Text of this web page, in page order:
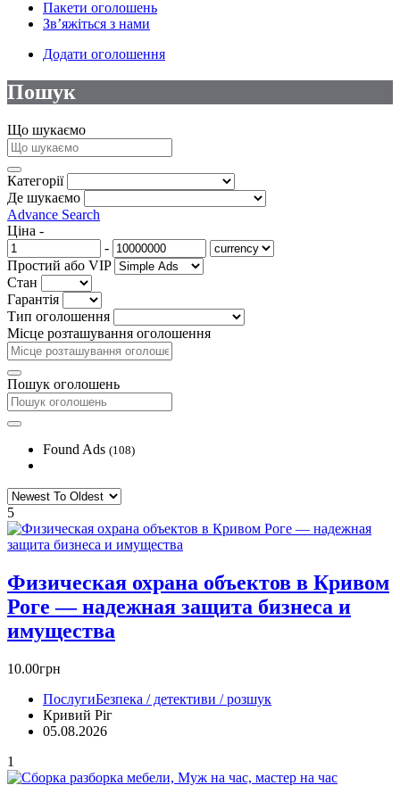
Пакети оголошень
Зв’яжіться з нами
Додати оголошення
Пошук
Що шукаємо
Категорії
Де шукаємо
Advance Search
Ціна -
-
Простий або VIP
Стан
Гарантія
Тип оголошення
Місце розташування оголошення
Пошук оголошень
Found Ads (108)
5
Физическая охрана объектов в Кривом
Роге — надежная защита бизнеса и
имущества
10.00грн
ПослугиБезпека / детективи / розшук
Кривий Ріг‎
05.08.2026
1